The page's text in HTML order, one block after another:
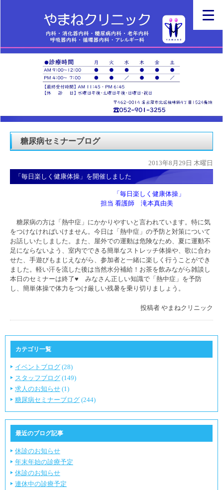
糖尿病セミナーブログ
2013年8月29日 木曜日
「毎日楽しく健康体操」を開催しました
「毎日楽しく健康体操」
担当 看護師 滝本真由美
糖尿病の方は「熱中症」にかかりやすいと言われています。特に気
をつけなければいけません。今日は「熱中症」の予防と対策について
お話しいたしました。また、屋外での運動は危険なため、夏に運動不
足にならないよう、室内でできる簡単なストレッチ体操や、歌に合わ
せた、手遊びもまじえながら、参加者と一緒に楽しく行うことができ
ました。軽い汗を流した後は当然水分補給！お茶を飲みながら雑談し
本日のセミナーは終了♥ みなさん正しい知識で「熱中症」を予防
し、簡単体操で体力をつけ厳しい残暑を乗り切りましょう。
投稿者 やまねクリニック
カテゴリ一覧
イベントブログ (28)
スタッフブログ (149)
求人のお知らせ (1)
糖尿病セミナーブログ (244)
最近のブログ記事
休診のお知らせ
年末年始の診療予定
休診のお知らせ
連休中の診療予定